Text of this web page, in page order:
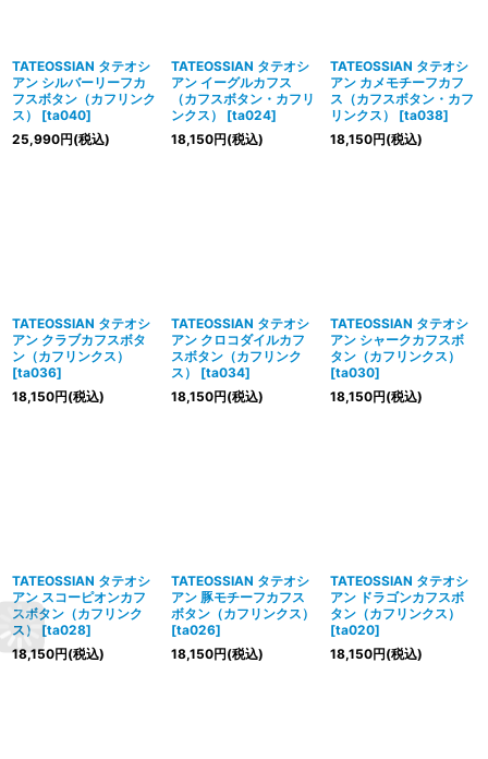
TATEOSSIAN タテオシ
アン シルバーリーフカ
フスボタン（カフリンク
ス）
[ta040]
25,990円(税込)
TATEOSSIAN タテオシ
アン イーグルカフス
（カフスボタン・カフリ
ンクス）
[ta024]
18,150円(税込)
TATEOSSIAN タテオシ
アン カメモチーフカフ
ス（カフスボタン・カフ
リンクス）
[ta038]
18,150円(税込)
TATEOSSIAN タテオシ
アン クラブカフスボタ
ン（カフリンクス）
[ta036]
18,150円(税込)
TATEOSSIAN タテオシ
アン クロコダイルカフ
スボタン（カフリンク
ス）
[ta034]
18,150円(税込)
TATEOSSIAN タテオシ
アン シャークカフスボ
タン（カフリンクス）
[ta030]
18,150円(税込)
TATEOSSIAN タテオシ
アン スコーピオンカフ
スボタン（カフリンク
ス）
[ta028]
18,150円(税込)
TATEOSSIAN タテオシ
アン 豚モチーフカフス
ボタン（カフリンクス）
[ta026]
18,150円(税込)
TATEOSSIAN タテオシ
アン ドラゴンカフスボ
タン（カフリンクス）
[ta020]
18,150円(税込)